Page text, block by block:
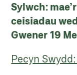
Sylwch:
ceisiadau
Gwener 19
Pecyn